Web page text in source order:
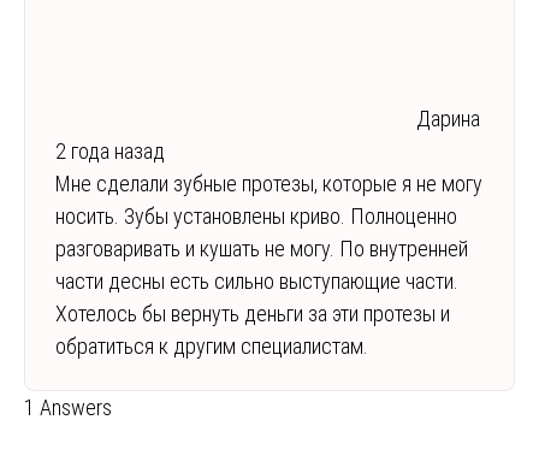
Дарина
2 года назад
Мне сделали зубные протезы, которые я не могу
носить. Зубы установлены криво. Полноценно
разговаривать и кушать не могу. По внутренней
части десны есть сильно выступающие части.
Хотелось бы вернуть деньги за эти протезы и
обратиться к другим специалистам.
1 Answers